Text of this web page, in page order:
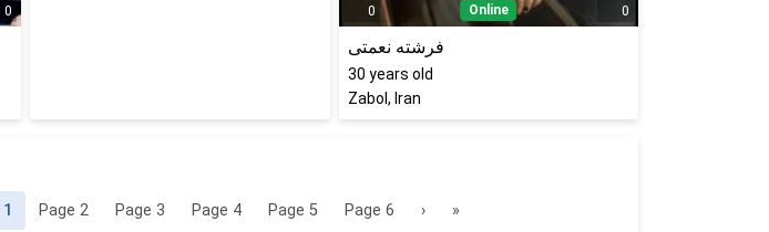
0 0 Online 0
فرشته نعمتی
30 years old
Zabol, Iran
1 Page 2 Page 3 Page 4 Page 5 Page 6 › »